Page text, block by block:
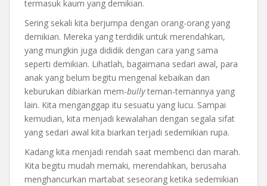
termasuk kaum yang demikian.
Sering sekali kita berjumpa dengan orang-orang yang
demikian. Mereka yang terdidik untuk merendahkan,
yang mungkin juga dididik dengan cara yang sama
seperti demikian. Lihatlah, bagaimana sedari awal, para
anak yang belum begitu mengenal kebaikan dan
keburukan dibiarkan mem-bullyteman-temannya yang
lain. Kita menganggap itu sesuatu yang lucu. Sampai
kemudian, kita menjadi kewalahan dengan segala sifat
yang sedari awal kita biarkan terjadi sedemikian rupa.
Kadang kita menjadi rendah saat membenci dan marah.
Kita begitu mudah memaki, merendahkan, berusaha
menghancurkan martabat seseorang ketika sedemikian